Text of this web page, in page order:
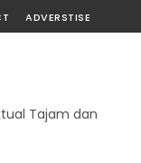
ADVERSTISE
Tajam dan